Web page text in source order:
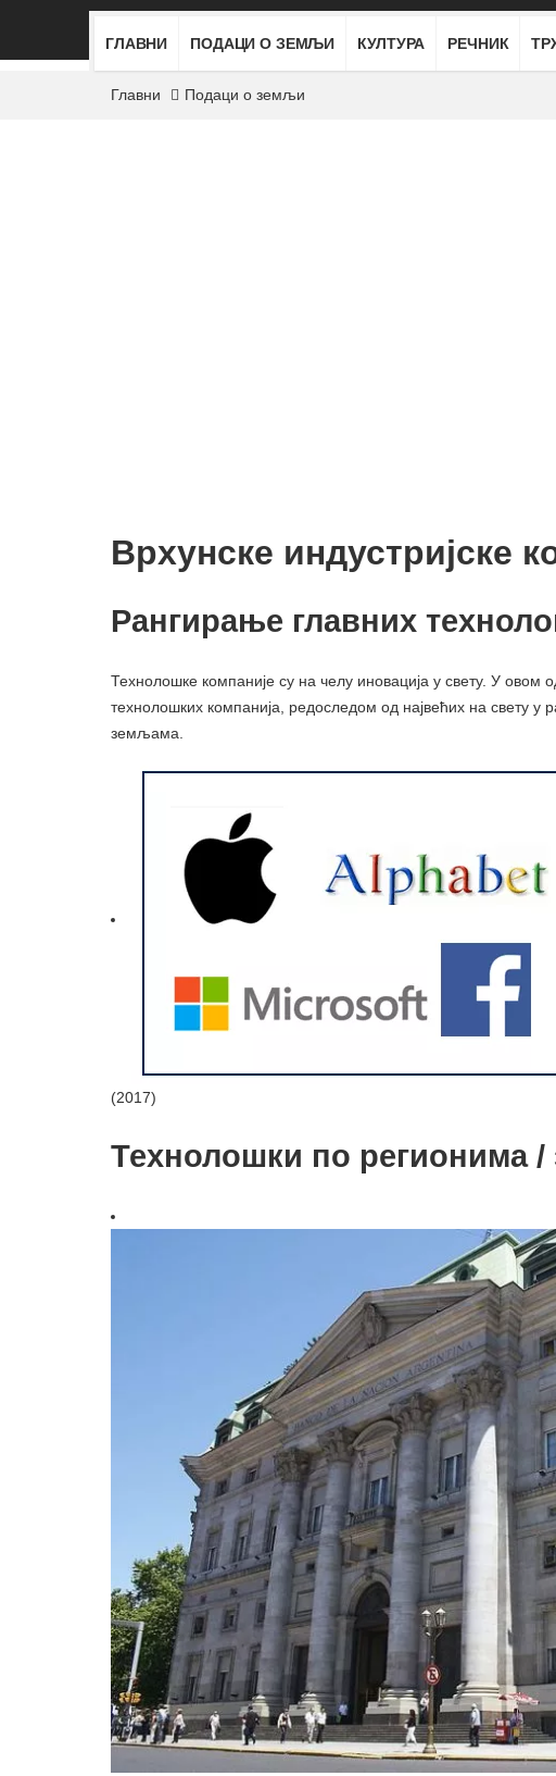
ГЛАВНИ ПОДАЦИ О ЗЕМЉИ КУЛТУРА РЕЧНИК
Главни Подаци о земљи
Врхунске индустријске
Рангирање главних
Технолошке компаније су на челу иновација у свету. У
технолошких компанија, редоследом од највећих на свету
земљама.
(2017)
Технолошки по регионима